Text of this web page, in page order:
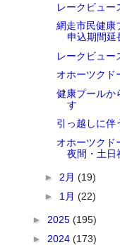
レークビュ
網走市民健
申込期間延
レークビュ
オホーツクド
健康プールか
す
引っ越しに伴
オホーツク
夜間・土日
►2月(19)
► 1月(22)
►2025(195)
► 2024(173)